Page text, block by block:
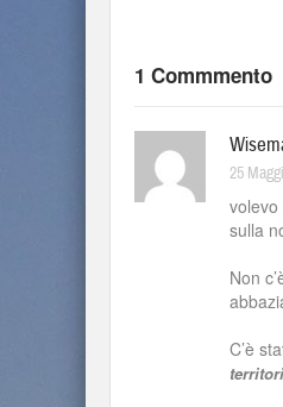
1 Commmento
25
volevo
sulla
Non
C’è